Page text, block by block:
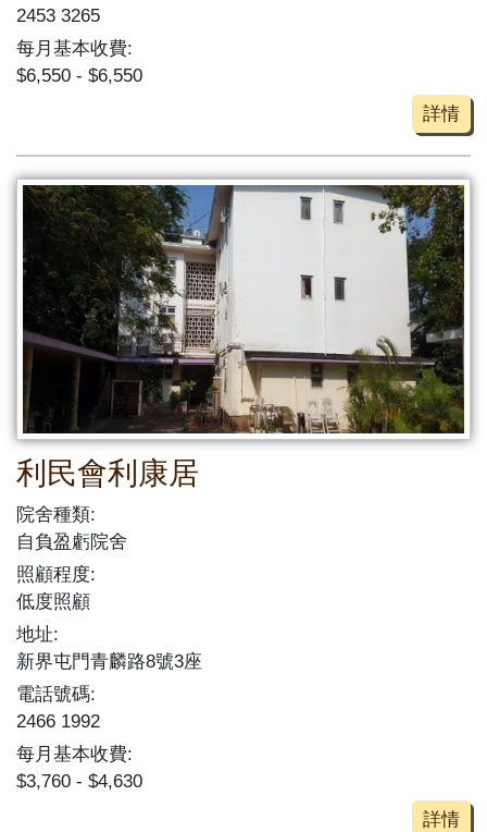
2453 3265
每月基本收費:
$6,550 - $6,550
詳情
利民會利康居
院舍種類:
自負盈虧院舍
照顧程度:
低度照顧
地址:
新界屯門青麟路8號3座
電話號碼:
2466 1992
每月基本收費:
$3,760 - $4,630
詳情